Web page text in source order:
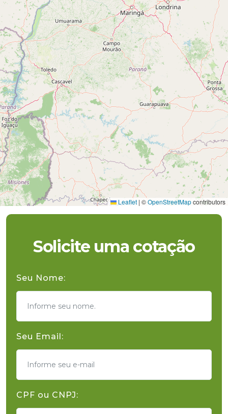
Leaflet | ©OpenStreetMapcontributors
Solicite uma cotação
Seu Nome:
Seu Email:
CPF ou CNPJ: